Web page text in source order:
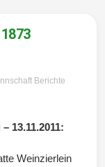
Berichte
13.11.2011:
Weinzierlein